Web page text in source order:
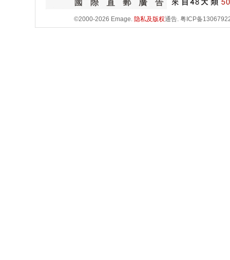
©2000-2026 Emage. 隐私及版权通告. 粤ICP备